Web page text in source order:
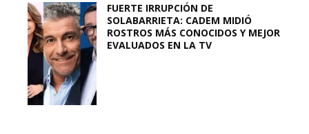
FUERTE IRRUPCIÓN DE
SOLABARRIETA: CADEM MIDIÓ
ROSTROS MÁS CONOCIDOS Y MEJOR
EVALUADOS EN LA TV